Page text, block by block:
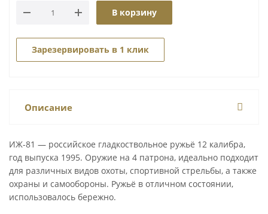
В корзину
Зарезервировать в 1 клик
Описание
ИЖ-81 — российское гладкоствольное ружьё 12 калибра,
год выпуска 1995. Оружие на 4 патрона, идеально подходит
для различных видов охоты, спортивной стрельбы, а также
охраны и самообороны. Ружьё в отличном состоянии,
использовалось бережно.